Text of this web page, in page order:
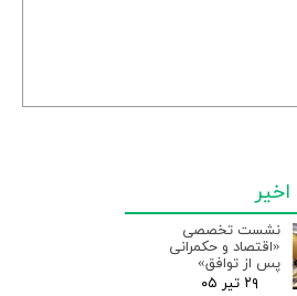
اخیر
نشست تخصصی
«اقتصاد و حکمرانی
پس از توافق»
۲۹ تیر ۰۵